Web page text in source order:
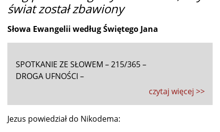
świat został zbawiony
Słowa Ewangelii według Świętego Jana
SPOTKANIE ZE SŁOWEM – 215/365 –
DROGA UFNOŚCI –
czytaj więcej >>
Jezus powiedział do Nikodema: